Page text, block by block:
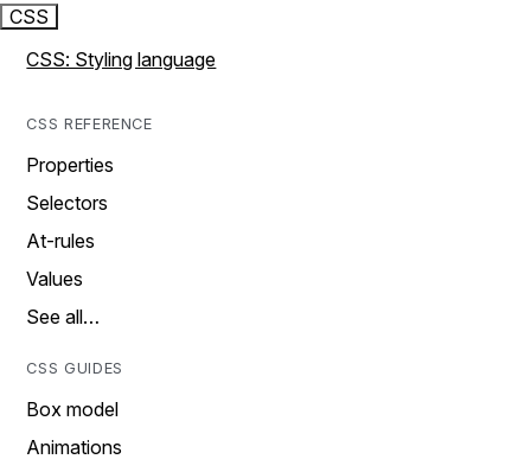
CSS
CSS: Styling language
CSS REFERENCE
Properties
Selectors
At-rules
Values
See all…
CSS GUIDES
Box model
Animations